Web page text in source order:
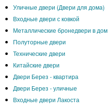
Уличные двери (Двери для дома)
Входные двери с ковкой
Металлические бронедвери в дом
Полуторные двери
Технические двери
Китайские двери
Двери Берез - квартира
Двери Берез - уличные
Входные двери Лакоста